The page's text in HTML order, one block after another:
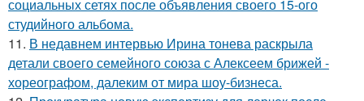
социальных сетях после объявления своего 15-ого
студийного альбома.
11. В недавнем интервью Ирина тонева раскрыла
детали своего семейного союза с Алексеем брижей -
хореографом, далеким от мира шоу-бизнеса.